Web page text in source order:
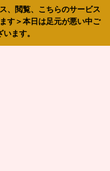
、閲覧、こちらのサービス
す＞本日は足元が悪い中ご
ます。